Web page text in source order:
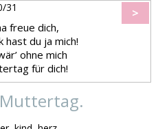
31 >
freue dich,
hast du ja mich!
ohne mich
für dich!